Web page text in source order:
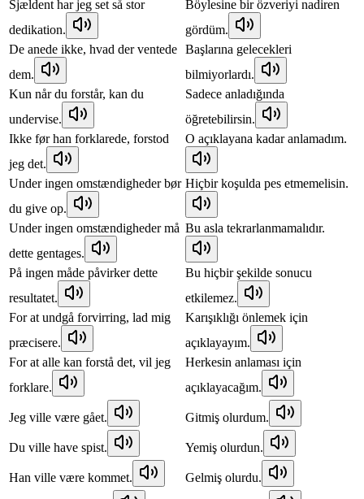
Sjældent har jeg set så stor
dedikation.
Böylesine bir özveriyi nadiren
gördüm.
De anede ikke, hvad der ventede
dem.
Başlarına gelecekleri
bilmiyorlardı.
Kun når du forstår, kan du
undervise.
Sadece anladığında
öğretebilirsin.
Ikke før han forklarede, forstod
jeg det.
O açıklayana kadar anlamadım.
Under ingen omstændigheder bør
du give op.
Hiçbir koşulda pes etmemelisin.
Under ingen omstændigheder må
dette gentages.
Bu asla tekrarlanmamalıdır.
På ingen måde påvirker dette
resultatet.
Bu hiçbir şekilde sonucu
etkilemez.
For at undgå forvirring, lad mig
præcisere.
Karışıklığı önlemek için
açıklayayım.
For at alle kan forstå det, vil jeg
forklare.
Herkesin anlaması için
açıklayacağım.
Jeg ville være gået. Gitmiş olurdum.
Du ville have spist. Yemiş olurdun.
Han ville være kommet. Gelmiş olurdu.